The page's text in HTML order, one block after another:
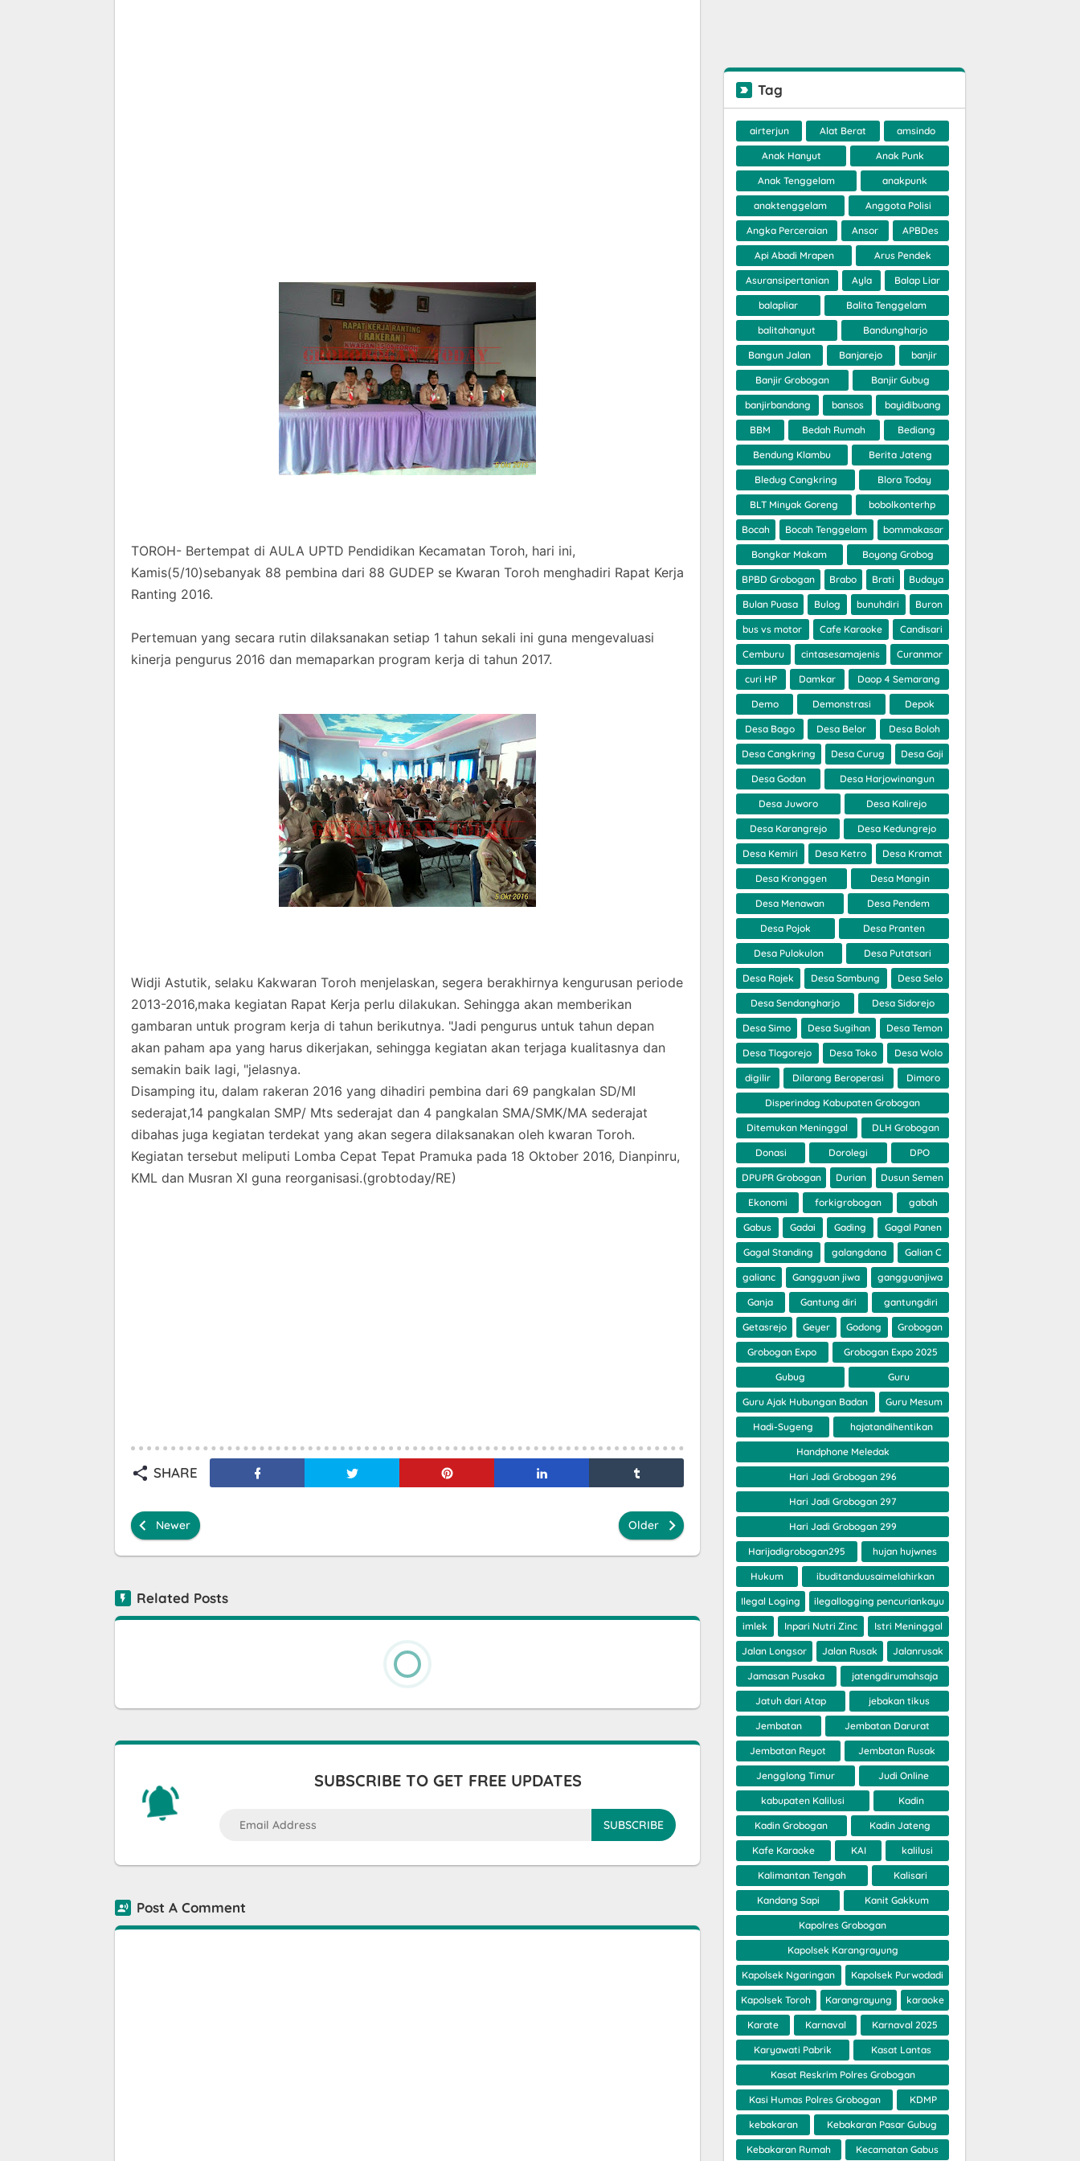
TOROH- Bertempat di AULA UPTD Pendidikan Kecamatan Toroh, hari ini,
Kamis(5/10)sebanyak 88 pembina dari 88 GUDEP se Kwaran Toroh menghadiri Rapat Kerja
Ranting 2016.
Pertemuan yang secara rutin dilaksanakan setiap 1 tahun sekali ini guna mengevaluasi
kinerja pengurus 2016 dan memaparkan program kerja di tahun 2017.
Widji Astutik, selaku Kakwaran Toroh menjelaskan, segera berakhirnya kengurusan periode
2013-2016,maka kegiatan Rapat Kerja perlu dilakukan. Sehingga akan memberikan
gambaran untuk program kerja di tahun berikutnya. "Jadi pengurus untuk tahun depan
akan paham apa yang harus dikerjakan, sehingga kegiatan akan terjaga kualitasnya dan
semakin baik lagi, "jelasnya.
Disamping itu, dalam rakeran 2016 yang dihadiri pembina dari 69 pangkalan SD/MI
sederajat,14 pangkalan SMP/ Mts sederajat dan 4 pangkalan SMA/SMK/MA sederajat
dibahas juga kegiatan terdekat yang akan segera dilaksanakan oleh kwaran Toroh.
Kegiatan tersebut meliputi Lomba Cepat Tepat Pramuka pada 18 Oktober 2016, Dianpinru,
KML dan Musran XI guna reorganisasi.(grobtoday/RE)
SHARE
Newer Older
Related Posts
SUBSCRIBE TO GET FREE UPDATES
Post A Comment
Tag
airterjun Alat Berat amsindo
Anak Hanyut Anak Punk
Anak Tenggelam anakpunk
anaktenggelam Anggota Polisi
Angka Perceraian Ansor APBDes
Api Abadi Mrapen Arus Pendek
Asuransipertanian Ayla Balap Liar
balapliar Balita Tenggelam
balitahanyut Bandungharjo
Bangun Jalan Banjarejo banjir
Banjir Grobogan Banjir Gubug
banjirbandang bansos bayidibuang
BBM Bedah Rumah Bediang
Bendung Klambu Berita Jateng
Bledug Cangkring Blora Today
BLT Minyak Goreng bobolkonterhp
Bocah Bocah Tenggelam bommakasar
Bongkar Makam Boyong Grobog
BPBD Grobogan Brabo Brati Budaya
Bulan Puasa Bulog bunuhdiri Buron
bus vs motor Cafe Karaoke Candisari
Cemburu cintasesamajenis Curanmor
curi HP Damkar Daop 4 Semarang
Demo Demonstrasi Depok
Desa Bago Desa Belor Desa Boloh
Desa Cangkring Desa Curug Desa Gaji
Desa Godan Desa Harjowinangun
Desa Juworo Desa Kalirejo
Desa Karangrejo Desa Kedungrejo
Desa Kemiri Desa Ketro Desa Kramat
Desa Kronggen Desa Mangin
Desa Menawan Desa Pendem
Desa Pojok Desa Pranten
Desa Pulokulon Desa Putatsari
Desa Rajek Desa Sambung Desa Selo
Desa Sendangharjo Desa Sidorejo
Desa Simo Desa Sugihan Desa Temon
Desa Tlogorejo Desa Toko Desa Wolo
digilir Dilarang Beroperasi Dimoro
Disperindag Kabupaten Grobogan
Ditemukan Meninggal DLH Grobogan
Donasi Dorolegi DPO
DPUPR Grobogan Durian Dusun Semen
Ekonomi forkigrobogan gabah
Gabus Gadai Gading Gagal Panen
Gagal Standing galangdana Galian C
galianc Gangguan jiwa gangguanjiwa
Ganja Gantung diri gantungdiri
Getasrejo Geyer Godong Grobogan
Grobogan Expo Grobogan Expo 2025
Gubug Guru
Guru Ajak Hubungan Badan Guru Mesum
Hadi-Sugeng hajatandihentikan
Handphone Meledak
Hari Jadi Grobogan 296
Hari Jadi Grobogan 297
Hari Jadi Grobogan 299
Harijadigrobogan295 hujan hujwnes
Hukum ibuditanduusaimelahirkan
Ilegal Loging ilegallogging pencuriankayu
imlek Inpari Nutri Zinc Istri Meninggal
Jalan Longsor Jalan Rusak Jalanrusak
Jamasan Pusaka jatengdirumahsaja
Jatuh dari Atap jebakan tikus
Jembatan Jembatan Darurat
Jembatan Reyot Jembatan Rusak
Jengglong Timur Judi Online
kabupaten Kalilusi Kadin
Kadin Grobogan Kadin Jateng
Kafe Karaoke KAI kalilusi
Kalimantan Tengah Kalisari
Kandang Sapi Kanit Gakkum
Kapolres Grobogan
Kapolsek Karangrayung
Kapolsek Ngaringan Kapolsek Purwodadi
Kapolsek Toroh Karangrayung karaoke
Karate Karnaval Karnaval 2025
Karyawati Pabrik Kasat Lantas
Kasat Reskrim Polres Grobogan
Kasi Humas Polres Grobogan KDMP
kebakaran Kebakaran Pasar Gubug
Kebakaran Rumah Kecamatan Gabus